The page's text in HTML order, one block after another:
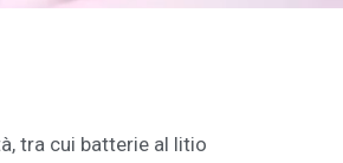
tra cui batterie al litio